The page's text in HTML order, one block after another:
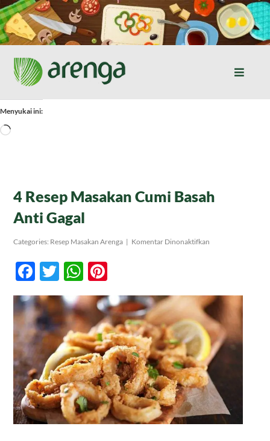
Skip
to
content
Toggle
Home
Tentang Kami
Produk
Kontak
Menyukai ini:
Memuat...
4 Resep Masakan Cumi Basah
Anti Gagal
Categories: Resep Masakan Arenga | Komentar Dinonaktifkan
Anti
Gagal
Facebook
TwitterWhatsApp